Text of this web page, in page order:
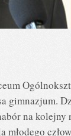
gimnazjum.
na